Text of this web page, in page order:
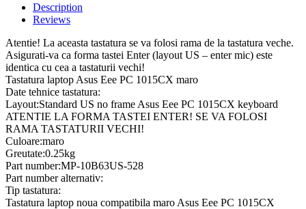
1015CX
layout
US
fara
rama
enter
mic,
Eee
PC
1015P
layout
US
fara
rama
enter
Description
Reviews
Atentie! La aceasta tastatura se va folosi rama de la tastatura veche.
Asigurati-va ca forma tastei Enter (layout US – enter mic) este
identica cu cea a tastaturii vechi!
Tastatura laptop Asus Eee PC 1015CX maro
Date tehnice tastatura:
Layout:Standard US no frame Asus Eee PC 1015CX keyboard
ATENTIE LA FORMA TASTEI ENTER! SE VA FOLOSI
RAMA TASTATURII VECHI!
Culoare:maro
Greutate:0.25kg
Part number:MP-10B63US-528
Part number alternativ:
Tip tastatura:
Tastatura laptop noua compatibila maro Asus Eee PC 1015CX